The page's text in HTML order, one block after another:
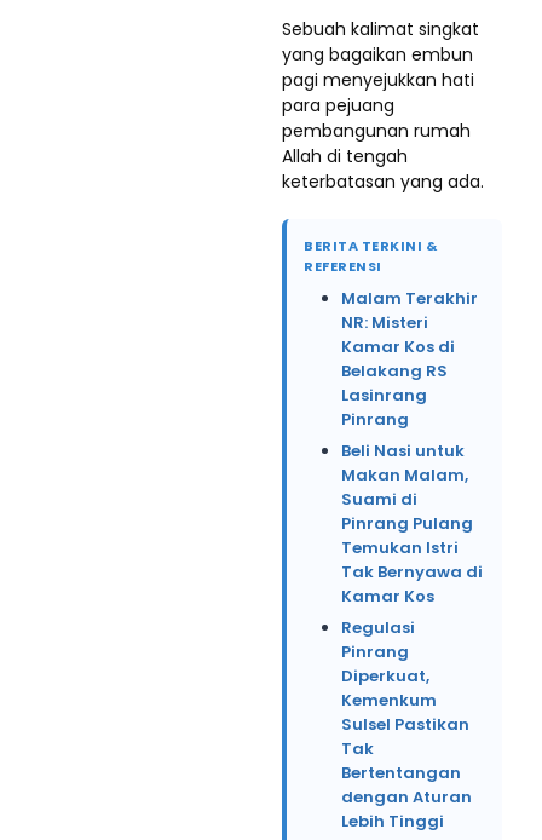
Sebuah kalimat singkat
yang bagaikan embun
pagi menyejukkan hati
para pejuang
pembangunan rumah
Allah di tengah
keterbatasan yang ada.
BERITA TERKINI &
REFERENSI
Malam Terakhir
NR: Misteri
Kamar Kos di
Belakang RS
Lasinrang
Pinrang
Beli Nasi untuk
Makan Malam,
Suami di
Pinrang Pulang
Temukan Istri
Tak Bernyawa di
Kamar Kos
Regulasi
Pinrang
Diperkuat,
Kemenkum
Sulsel Pastikan
Tak
Bertentangan
dengan Aturan
Lebih Tinggi